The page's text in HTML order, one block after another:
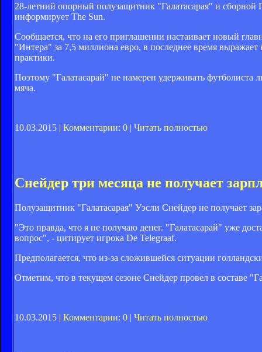
28-летний опорный полузащитник "Галатасарая" и
информирует The Sun.
Сообщается, что на его приглашении настаивает новый
"Интера" за 7,5 миллиона евро, в последнее время
практики.
Поэтому "Галатасарай" не намерен удерживать
мяча.
10.03.2015 | Комментарии: 0 | Читать полностью
Снейдер три месяца не получает
Полузащитник "Галатасарая" Уэсли Снейдер не получает
"Это правда, что я не получаю денег. "Галатасарай" уже
вопрос", - цитирует игрока De Telegraaf.
Предполагается, что из-за сложившейся ситуации
Отметим, что в текущем сезоне Снейдер провел в составе
10.03.2015 | Комментарии: 0 | Читать полностью